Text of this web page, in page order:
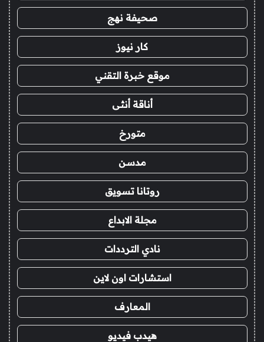
صحيفة نهج
كار نيوز
موقع خبرة التقني
أناقة أنثى
متورخ
مدسن
روتانا تسويق
مجلة الابداع
نادي الترددات
استشارات اون لاين
المعارف
هيدب فيديو